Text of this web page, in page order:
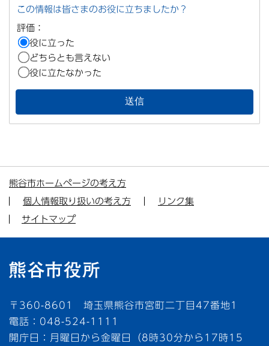
この情報は皆さまのお役に立ちましたか？
評価：
役に立った
どちらとも言えない
役に立たなかった
熊谷市ホームページの考え方
個人情報取り扱いの考え方
リンク集
サイトマップ
〒360-8601 埼玉県熊谷市宮町二丁目47番地1
電話：048-524-1111
開庁日：月曜日から金曜日（8時30分から17時15